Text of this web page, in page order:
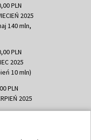
PLN
2025
140 mln,
PLN
2025
10 mln)
PLN
2025
PLN